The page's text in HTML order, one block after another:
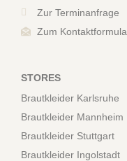
Zur Terminanfrage
Zum
STORES
Brautkleider Karlsruhe
Brautkleider Mannheim
Brautkleider Stuttgart
Brautkleider Ingolstadt